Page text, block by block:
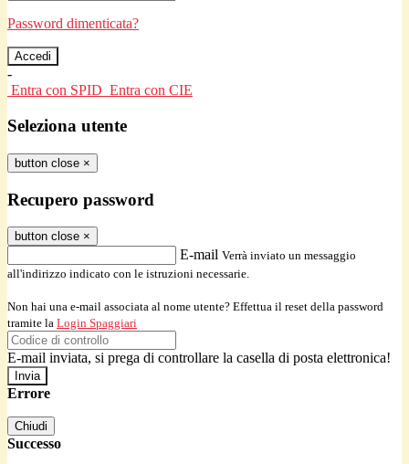
Password dimenticata?
-
Entra con SPID Entra con CIE
Seleziona utente
button close ×
Recupero password
button close ×
E-mail Verrà inviato un messaggio
all'indirizzo indicato con le istruzioni necessarie.
Non hai una e-mail associata al nome utente? Effettua il reset della password
tramite la Login Spaggiari
E-mail inviata, si prega di controllare la casella di posta elettronica!
Errore
Chiudi
Successo